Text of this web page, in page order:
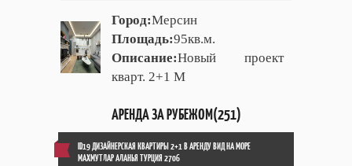
Город:Мерсин
Площадь:95кв.м.
Описание:Новый проект
кварт. 2+1 М
АРЕНДА ЗА РУБЕЖОМ(251)
ID19 ДИЗАЙНЕРСКАЯ КВАРТИРЫ 2+1 В АРЕНДУ ВИД НА МОРЕ
МАХМУТЛАР АЛАНЬЯ ТУРЦИЯ 2706